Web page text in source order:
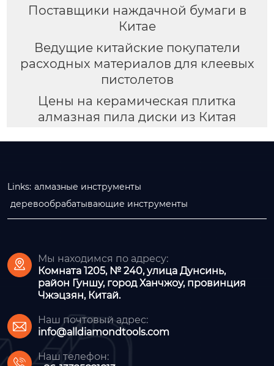
Поставщики наждачной бумаги в
Китае
Ведущие китайские покупатели
расходных материалов для клеевых
пистолетов
Цены на керамическая плитка
алмазная пила диски из Китая
Links: алмазные инструменты
деревообрабатывающие инструменты

Мы находимся по адресу:
Комната 1205, № 240, улица Дунсинь,
район Гуншу, город Ханчжоу, провинция
Чжэцзян, Китай.

Наш почтовый адрес:
info@alldiamondtools.com
Наш телефон: